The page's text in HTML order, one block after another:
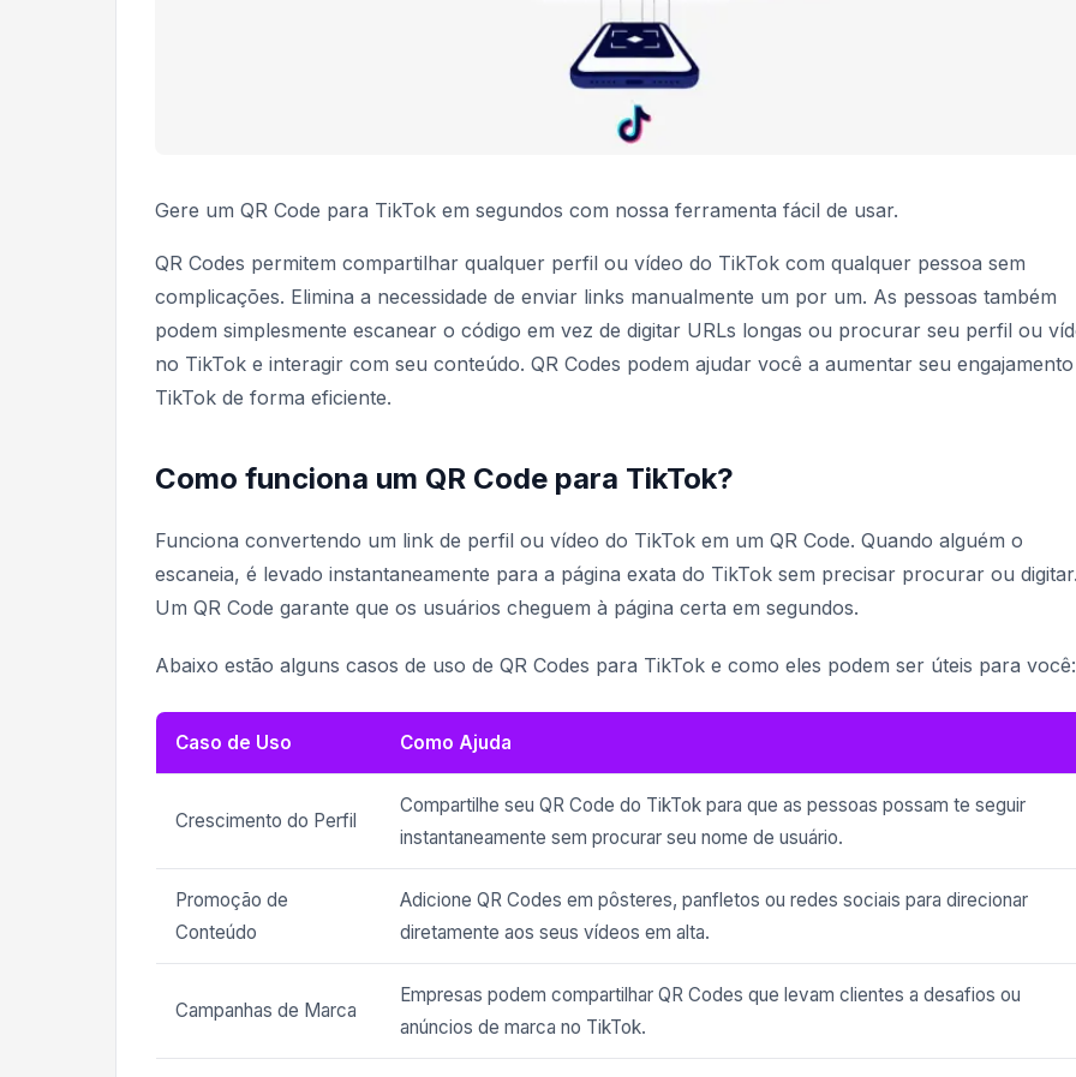
Gere um QR Code para TikTok em segundos com nossa ferramenta fácil de usar.
QR Codes permitem compartilhar qualquer perfil ou vídeo do TikTok com qualquer pessoa sem
complicações. Elimina a necessidade de enviar links manualmente um por um. As pessoas também
podem simplesmente escanear o código em vez de digitar URLs longas ou procurar seu perfil ou
no TikTok e interagir com seu conteúdo. QR Codes podem ajudar você a aumentar seu
TikTok de forma eficiente.
Como funciona um QR Code para TikTok?
Funciona convertendo um link de perfil ou vídeo do TikTok em um QR Code. Quando alguém o
escaneia, é levado instantaneamente para a página exata do TikTok sem precisar procurar ou
Um QR Code garante que os usuários cheguem à página certa em segundos.
Abaixo estão alguns casos de uso de QR Codes para TikTok e como eles podem ser úteis para você:
Caso de Uso Como Ajuda
Crescimento do Perfil
Compartilhe seu QR Code do TikTok para que as pessoas possam te seguir
instantaneamente sem procurar seu nome de usuário.
Promoção de
Conteúdo
Adicione QR Codes em pôsteres, panfletos ou redes sociais para direcionar
diretamente aos seus vídeos em alta.
Campanhas de Marca
Empresas podem compartilhar QR Codes que levam clientes a desafios ou
anúncios de marca no TikTok.